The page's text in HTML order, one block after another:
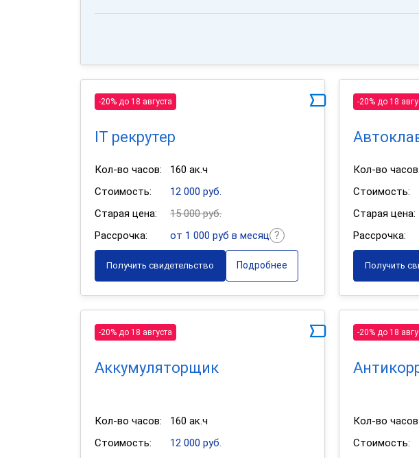
-20% до 18 августа
IT рекрутер
Кол-во часов:
160 ак.ч
Стоимость:
12 000 руб.
Старая цена:
15 000 руб.
Рассрочка:
от 1 000 руб в месяц
Получить свидетельство Подробнее
-20% до 18
Кол-во часов:
Стоимость:
Старая цена:
Рассрочка:
Получить
-20% до 18 августа
Аккумуляторщик
Кол-во часов:
160 ак.ч
Стоимость:
12 000 руб.
-20% до 18
Кол-во часов:
Стоимость: